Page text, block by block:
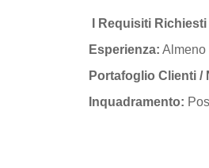
I Requisiti Richiesti
Esperienza: Almeno
Portafoglio Clienti /
Inquadramento: